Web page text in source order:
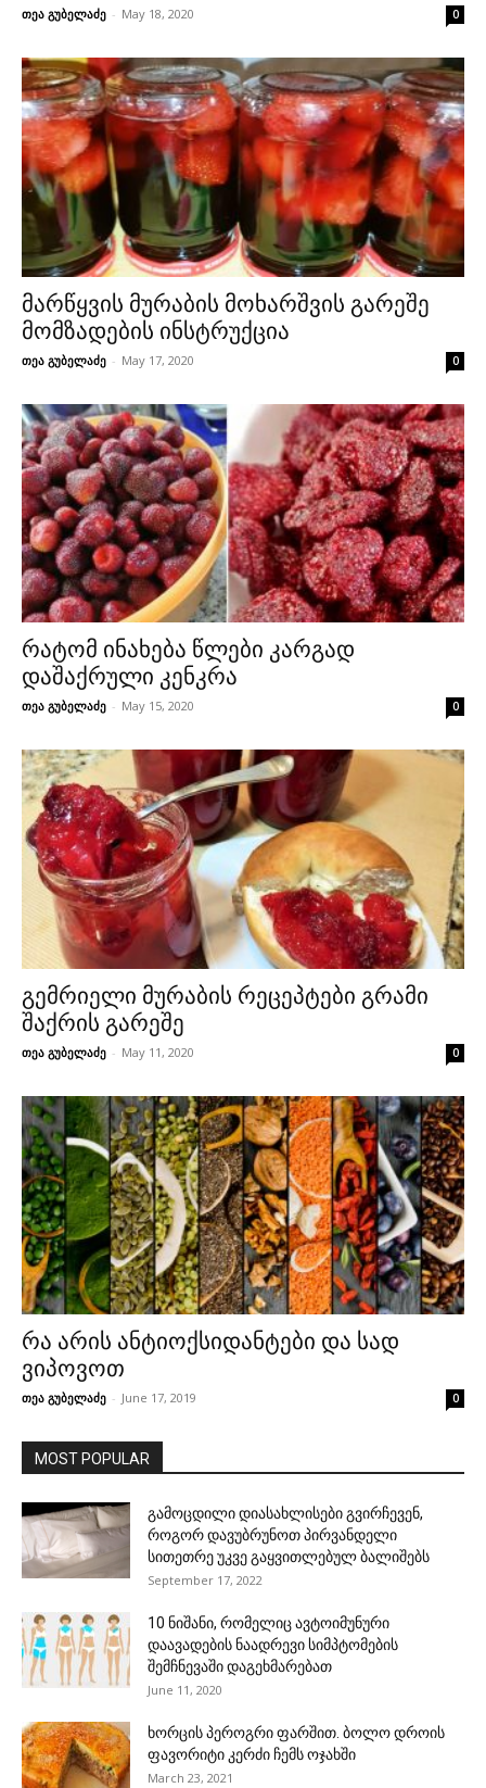
თეა გუბელაძე - May 18, 2020 0
მარწყვის მურაბის მოხარშვის გარეშე
მომზადების ინსტრუქცია
თეა გუბელაძე - May 17, 2020 0
რატომ ინახება წლები კარგად
დაშაქრული კენკრა
თეა გუბელაძე - May 15, 2020 0
გემრიელი მურაბის რეცეპტები გრამი
შაქრის გარეშე
თეა გუბელაძე - May 11, 2020 0
რა არის ანტიოქსიდანტები და სად
ვიპოვოთ
თეა გუბელაძე - June 17, 2019 0
MOST POPULAR
გამოცდილი დიასახლისები გვირჩევენ,
როგორ დავუბრუნოთ პირვანდელი
სითეთრე უკვე გაყვითლებულ ბალიშებს
September 17, 2022
10 ნიშანი, რომელიც ავტოიმუნური
დაავადების ნაადრევი სიმპტომების
შემჩნევაში დაგეხმარებათ
June 11, 2020
ხორცის პეროგრი ფარშით. ბოლო დროის
ფავორიტი კერძი ჩემს ოჯახში
March 23, 2021